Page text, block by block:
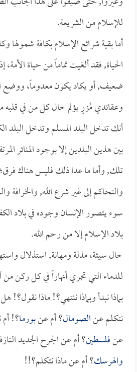
للإسلام من الشريعة.
أما بقية شرائع الإسلام بكافة شمولها
الحياة, فقد ألغيت تماماً من حياة
ضعيف, أو يكاد يكون معدوماً،
وعقائدي مُزرٍ يؤلم حال كل من في قلبه
أنك تدخل البلد المسلم وتدخل البلد
بين هذين البلدين إلا بوجود المنائر
تلك, وأما ما عدا ذلك فليس هناك
والتحاكم إلى غير شرع الله, والخرافة
سوء يتصور الإنسان وجوده في بلاد
بلاد الإسلام إلا من رحم الله.
حال سيئة، مذلة ومهانة, استذلال
للدماء التي تجري أنهاراً في كل ركن من
بماذا نبدأ وبماذا ننتهي؟! ماذا نقول؟!
نتكلم عنالصومال؟ أم عنبورما؟!
عنفلسطين؟ أم عن الجرح الجديد
والهرسك؟ أم عن ماذا نتكلم؟!!